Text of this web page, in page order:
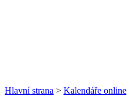
Hlavní strana > Kalendáře online